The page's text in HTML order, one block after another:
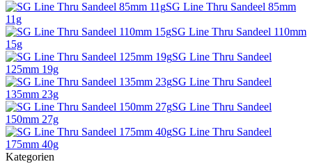
SG Line Thru Sandeel 85mm
11g
SG Line Thru Sandeel 110mm
15g
SG Line Thru Sandeel
125mm 19g
SG Line Thru Sandeel
135mm 23g
SG Line Thru Sandeel
150mm 27g
SG Line Thru Sandeel
175mm 40g
Kategorien